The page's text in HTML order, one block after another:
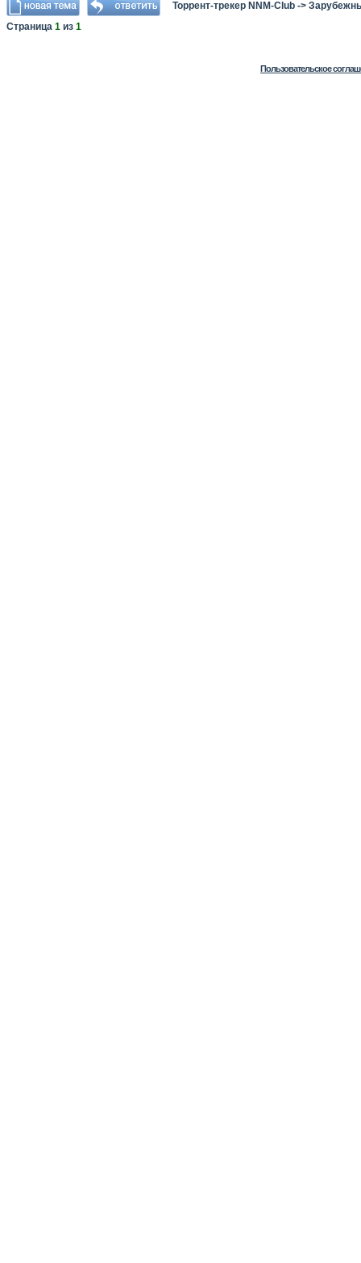
Торрент-трекер NNM-Club ->
Страница 1 из 1
Пользовательское